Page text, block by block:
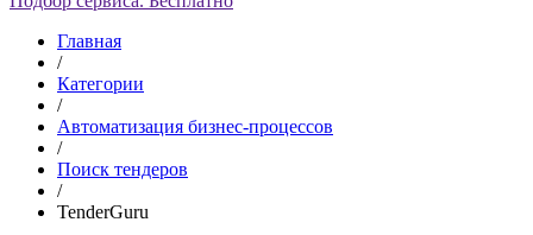
Главная
/
Категории
/
Автоматизация бизнес-процессов
/
Поиск тендеров
/
TenderGuru